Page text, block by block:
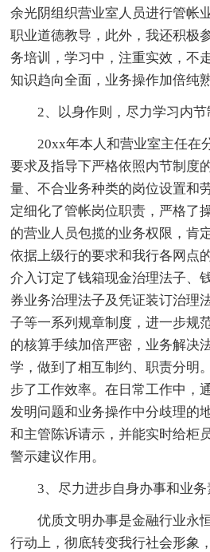
余光阴组织营业室人员进行管帐
职业道德教导，此外，我还积极
务培训，学习中，注重实效，不
知识趋向全面，业务操作加倍纯
2、以身作则，尽力学习内节
20xx年本人和营业室主任在
要求及指导下严格依照内节制度
量、不合业务种类的岗位设置和
定细化了管帐岗位职责，严格了
的营业人员包揽的业务权限，肯
依据上级行的要求和我行各网点
介入订定了钱箱现金治理法子、
券业务治理法子及凭证装订治理
子等一系列规章制度，进一步规
的核算手续加倍严密，业务解决
学，做到了相互制约、职责分明
步了工作效率。在日常工作中，
发明问题和业务操作中分歧理的
和主管陈诉请示，并能实时给柜
警示建议作用。
3、尽力进步自身办事和业务
优质文明办事是金融行业永
行动上，彻底转变我行社会形象